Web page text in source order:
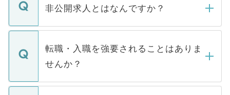
登録内容を確認し、その後メールもしくは
ます。通常、5営業日以内にはご連絡をせて
いただきますので、しばらくお待ちくださ
非公開求人とはなんですか？
マイナビDOCTORで取り扱っている求人の
うち約3割は、Webサイトからご覧いただ
けない「非公開求人」です。非公開求人は
下記の理由によって、一般には公開してい
ません。
転職・入職を強要されることはありま
せんか？
転職・入職を強要することは一切ありませ